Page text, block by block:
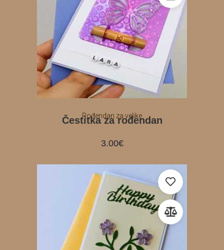
Rođendan za velike
Čestitka za rođendan
3.00€